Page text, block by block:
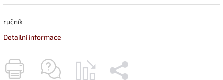
ručník
Detailní informace